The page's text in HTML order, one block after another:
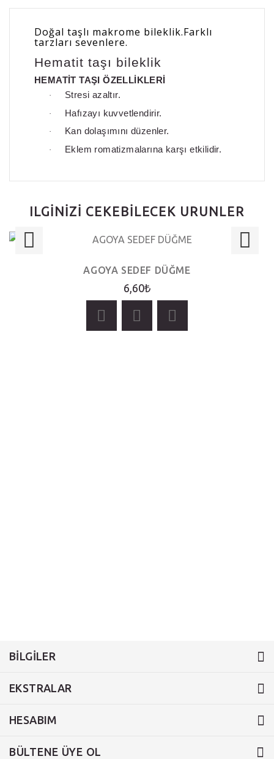
Doğal taşlı makrome bileklik.Farklı
tarzları sevenlere.
Hematit taşı bileklik
HEMATİT TAŞI ÖZELLİKLERİ
· Stresi azaltır.
· Hafızayı kuvvetlendirir.
· Kan dolaşımını düzenler.
· Eklem romatizmalarına karşı etkilidir.
ILGINIZI CEKEBILECEK URUNLER
AGOYA SEDEF DÜĞME
6,60₺
BILGILER
EKSTRALAR
HESABIM
BÜLTENE ÜYE OL